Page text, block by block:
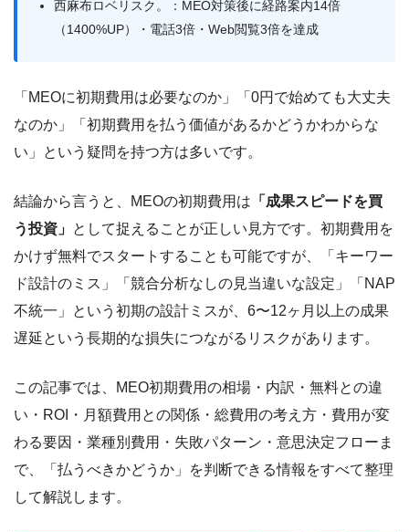
西麻布ロベリスク。：MEO対策後に経路案内14倍
（1400%UP）・電話3倍・Web閲覧3倍を達成
「MEOに初期費用は必要なのか」「0円で始めても大丈夫
なのか」「初期費用を払う価値があるかどうかわからな
い」という疑問を持つ方は多いです。
結論から言うと、MEOの初期費用は 「成果スピードを買
う投資」 として捉えることが正しい見方です。初期費用を
かけず無料でスタートすることも可能ですが、「キーワー
ド設計のミス」「競合分析なしの見当違いな設定」「NAP
不統一」という初期の設計ミスが、6〜12ヶ月以上の成果
遅延という長期的な損失につながるリスクがあります。
この記事では、MEO初期費用の相場・内訳・無料との違
い・ROI・月額費用との関係・総費用の考え方・費用が変
わる要因・業種別費用・失敗パターン・意思決定フローま
で、「払うべきかどうか」を判断できる情報をすべて整理
して解説します。